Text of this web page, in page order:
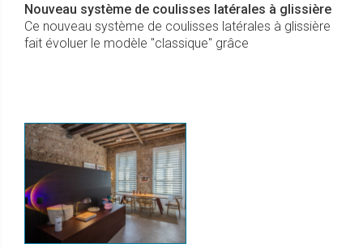
Nouveau système de coulisses latérales à glissière
Ce nouveau système de coulisses latérales à glissière
fait évoluer le modèle "classique" grâce